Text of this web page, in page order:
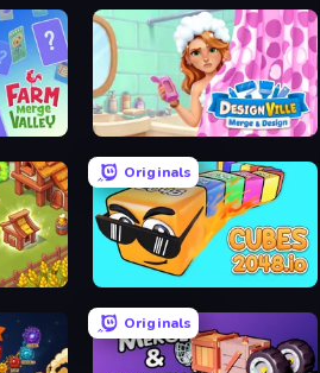
Designville: Merge & Design
Originals
Cubes 2048.io
Originals